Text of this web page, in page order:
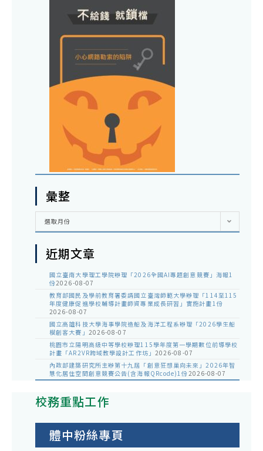
彙整
彙
選取月份
近期文章
國立臺南大學理工學院辦理「2026全國AI專題創意競賽」海報1
份2026-08-07
教育部國民及學前教育署委請國立臺灣師範大學辦理「114至115
年度健康促進學校輔導計畫師資專業成長研習」實施計畫1份
2026-08-07
國立高雄科技大學海事學院造船及海洋工程系辦理「2026學生船
模創客大賽」 2026-08-07
桃園市立陽明高級中等學校辦理115學年度第一學期數位前導學校
計畫「AR2VR跨域教學設計工作坊」 2026-08-07
內政部建築研究所主辦第十九屆「創意狂想巢向未來」2026年智
慧化居住空間創意競賽公告(含海報QRcode)1份2026-08-07
校務重點工作
體中粉絲專頁